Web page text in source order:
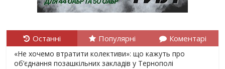
Останні Популярні Коментарі
«Не хочемо втратити колективи»: що кажуть про
об’єднання позашкільних закладів у Тернополі